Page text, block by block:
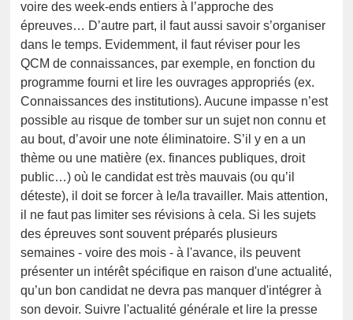
voire des week-ends entiers à l’approche des
épreuves… D’autre part, il faut aussi savoir s’organiser
dans le temps. Evidemment, il faut réviser pour les
QCM de connaissances, par exemple, en fonction du
programme fourni et lire les ouvrages appropriés (ex.
Connaissances des institutions). Aucune impasse n’est
possible au risque de tomber sur un sujet non connu et
au bout, d’avoir une note éliminatoire. S’il y en a un
thème ou une matière (ex. finances publiques, droit
public…) où le candidat est très mauvais (ou qu’il
déteste), il doit se forcer à le/la travailler. Mais attention,
il ne faut pas limiter ses révisions à cela. Si les sujets
des épreuves sont souvent préparés plusieurs
semaines - voire des mois - à l'avance, ils peuvent
présenter un intérêt spécifique en raison d'une actualité,
qu’un bon candidat ne devra pas manquer d'intégrer à
son devoir. Suivre l'actualité générale et lire la presse